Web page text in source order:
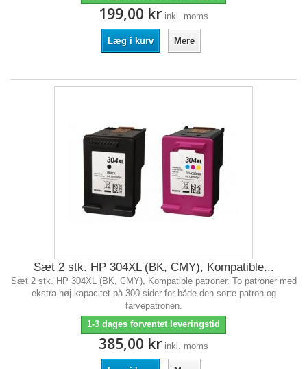
199,00 kr inkl. moms
Læg i kurv Mere
Sæt 2 stk. HP 304XL (BK, CMY), Kompatible...
Sæt 2 stk. HP 304XL (BK, CMY), Kompatible patroner. To patroner med
ekstra høj kapacitet på 300 sider for både den sorte patron og
farvepatronen.
1-3 dages forventet leveringstid
385,00 kr inkl. moms